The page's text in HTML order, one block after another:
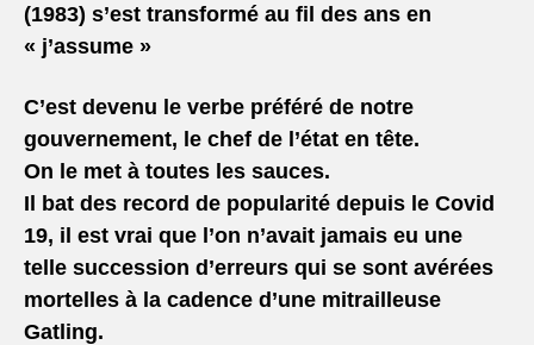
(1983) s’est transformé au fil des ans en
« j’assume »
C’est devenu le verbe préféré de notre
gouvernement, le chef de l’état en tête.
On le met à toutes les sauces.
Il bat des record de popularité depuis le Covid
19, il est vrai que l’on n’avait jamais eu une
telle succession d’erreurs qui se sont avérées
mortelles à la cadence d’une mitrailleuse
Gatling.